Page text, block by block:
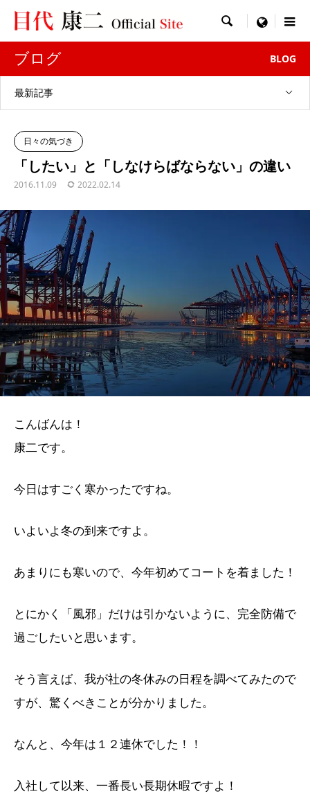
 menu
ブログ BLOG
最新記事
日々の気づき
「したい」と「しなけらばならない」の違い
2016.11.09 2022.02.14
こんばんは！
康二です。
今日はすごく寒かったですね。
いよいよ冬の到来ですよ。
あまりにも寒いので、今年初めてコートを着ました！
とにかく「風邪」だけは引かないように、 完全防備で
過ごしたいと思います。
そう言えば、我が社の冬休みの日程を調べてみたので
すが、 驚くべきことが分かりました。
なんと、今年は１２連休でした！！
入社して以来、一番長い長期休暇ですよ！